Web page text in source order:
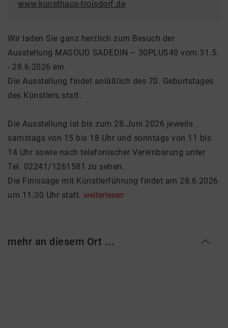
www.kunsthaus-troisdorf.de
Wir laden Sie ganz herzlich zum Besuch der
Ausstellung MASOUD SADEDIN – 30PLUS40 vom 31.5.
- 28.6.2026 ein.
Die Ausstellung findet anläßlich des 70. Geburtstages
des Künstlers statt.
Die Ausstellung ist bis zum 28.Juni 2026 jeweils
samstags von 15 bis 18 Uhr und sonntags von 11 bis
14 Uhr sowie nach telefonischer Vereinbarung unter
Tel. 02241/1261581 zu sehen.
Die Finissage mit Künstlerführung findet am 28.6.2026
um 11:30 Uhr statt. weiterlesen
mehr an diesem Ort ...